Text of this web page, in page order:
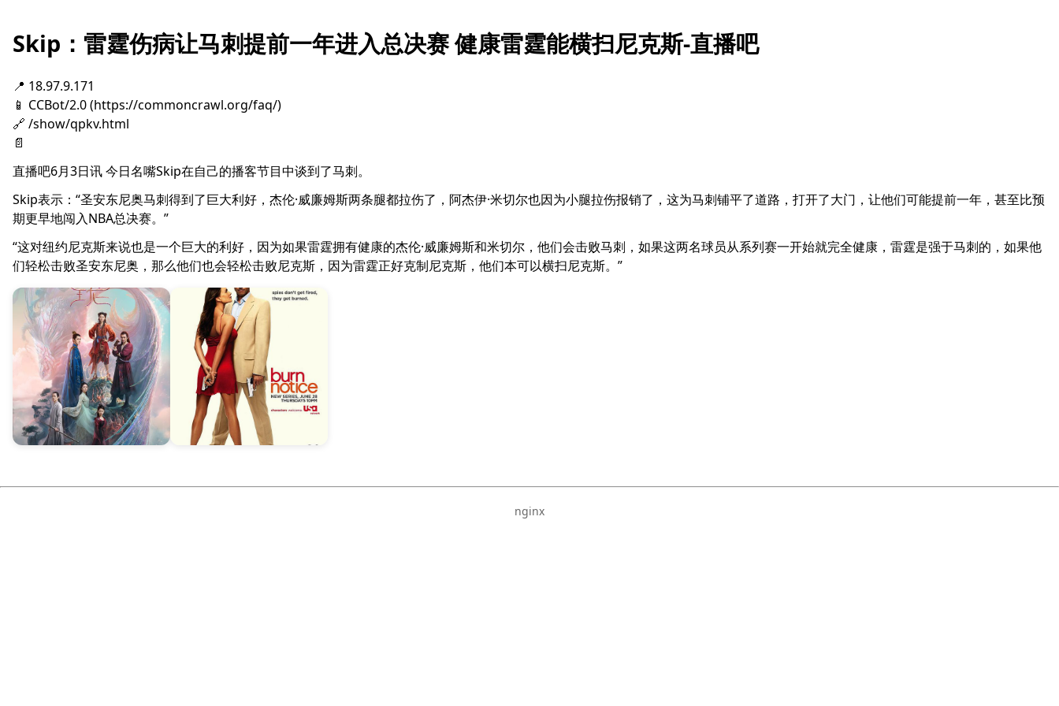
Skip：雷霆伤病让马刺提前一年进入总决赛 健康雷霆能横扫尼克斯-直播吧
📍 18.97.9.171
📱 CCBot/2.0 (https://commoncrawl.org/faq/)
🔗 /show/qpkv.html
📄
直播吧6月3日讯 今日名嘴Skip在自己的播客节目中谈到了马刺。
Skip表示：“圣安东尼奥马刺得到了巨大利好，杰伦·威廉姆斯两条腿都拉伤了，阿杰伊·米切尔也因为小腿拉伤报销了，这为马刺铺平了道路，打开了大门，让他们可能提前一年，甚至比预
期更早地闯入NBA总决赛。”
“这对纽约尼克斯来说也是一个巨大的利好，因为如果雷霆拥有健康的杰伦·威廉姆斯和米切尔，他们会击败马刺，如果这两名球员从系列赛一开始就完全健康，雷霆是强于马刺的， 如果他
们轻松击败圣安东尼奥，那么他们也会轻松击败尼克斯，因为雷霆正好克制尼克斯，他们本可以横扫尼克斯。”
nginx